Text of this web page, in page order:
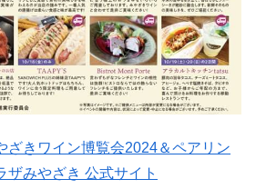
ざきワイン博覧会2024＆ペアリン
ザみやざき 公式サイト